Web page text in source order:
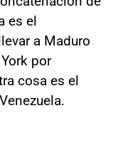
es el
a Maduro
por
cosa es el